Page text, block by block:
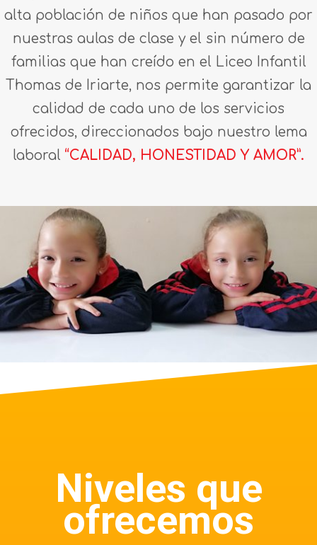
alta población de niños que han pasado por
nuestras aulas de clase y el sin número de
familias que han creído en el Liceo Infantil
Thomas de Iriarte, nos permite garantizar la
calidad de cada uno de los servicios
ofrecidos, direccionados bajo nuestro lema
laboral “CALIDAD, HONESTIDAD Y AMOR”.
Niveles que
ofrecemos